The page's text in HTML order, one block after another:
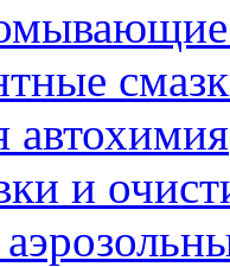
автохимия
и